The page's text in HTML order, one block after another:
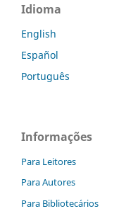
Idioma
English
Español
Português
Informações
Para Leitores
Para Autores
Para Bibliotecários